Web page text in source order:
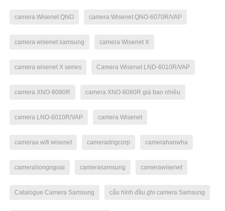
camera Wisenet QNO camera Wisenet QNO-6070R/VAP
camera wisenet samsung camera Wisenet X
camera wisenet X series Camera Wisenet LND-6010R/VAP
camera XNO-8080R camera XNO-8080R giá bao nhiêu
camera LNO-6010R/VAP camera Wisenet
cameraa wifi wisenet cameradngcorp camerahanwha
camerahongngoai camerasamsung camerawisenet
Catalogue Camera Samsung cấu hình đầu ghi camera Samsung